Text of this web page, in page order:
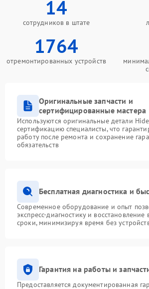
14
сотрудников в штате
1764
отремонтированных устройств
Оригинальные запчасти и
сертифицированные мастера
Используются оригинальные детали
сертификацию специалисты, что
работу после ремонта и сохранение
обязательств
Бесплатная диагностика и
Современное оборудование и опыт
экспресс-диагностику и
сроки, минимизируя время без
Гарантия на работы и
Предоставляется документированная